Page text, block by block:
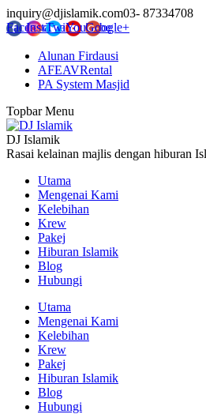
inquiry@djislamik.com03- 87334708
Facebook
Instagram
TwitterYouTube
Google+
Alunan Firdausi
AFEAVRental
PA System Masjid
Topbar Menu
DJ Islamik
Rasai kelainan majlis dengan hiburan
Utama
Mengenai Kami
Kelebihan
Krew
Pakej
Hiburan Islamik
Blog
Hubungi
Utama
Mengenai Kami
Kelebihan
Krew
Pakej
Hiburan Islamik
Blog
Hubungi